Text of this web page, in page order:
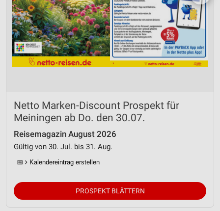
Netto Marken-Discount Prospekt für
Meiningen ab Do. den 30.07.
Reisemagazin August 2026
Gültig von 30. Jul. bis 31. Aug.
📅 Kalendereintrag erstellen
PROSPEKT BLÄTTERN